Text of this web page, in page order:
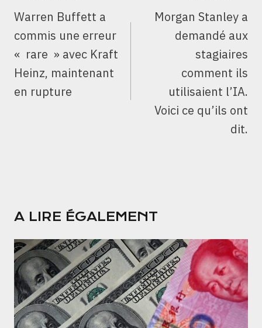
L’ARTICLE
Warren Buffett a
commis une erreur
« rare » avec Kraft
Heinz, maintenant
en rupture
Morgan Stanley a
demandé aux
stagiaires
comment ils
utilisaient l’IA.
Voici ce qu’ils ont
dit.
A LIRE ÉGALEMENT